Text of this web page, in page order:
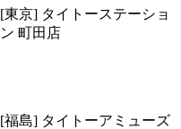
[東京] タイトーステーショ
ン 町田店
[福島] タイトーアミューズ